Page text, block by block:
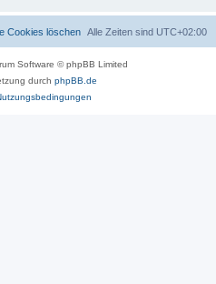
Alle Zeiten sind UTC+02:00
Cookies löschen
Software © phpBB Limited
durch phpBB.de